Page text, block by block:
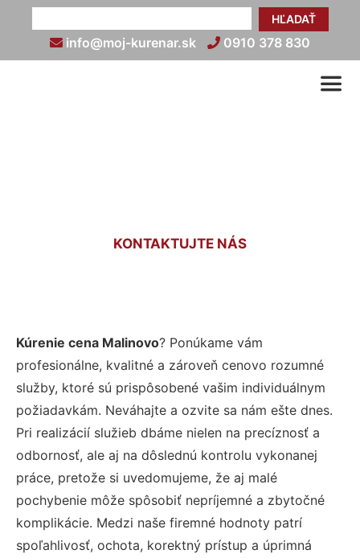
HĽADAŤ
info@moj-kurenar.sk 0910 378 830
KONTAKTUJTE NÁS
Kúrenie cena Malinovo? Ponúkame vám
profesionálne, kvalitné a zároveň cenovo rozumné
služby, ktoré sú prispôsobené vašim individuálnym
požiadavkám. Neváhajte a ozvite sa nám ešte dnes.
Pri realizácií služieb dbáme nielen na precíznosť a
odbornosť, ale aj na dôslednú kontrolu vykonanej
práce, pretože si uvedomujeme, že aj malé
pochybenie môže spôsobiť nepríjemné a zbytočné
komplikácie. Medzi naše firemné hodnoty patrí
spoľahlivosť, ochota, korektný prístup a úprimná